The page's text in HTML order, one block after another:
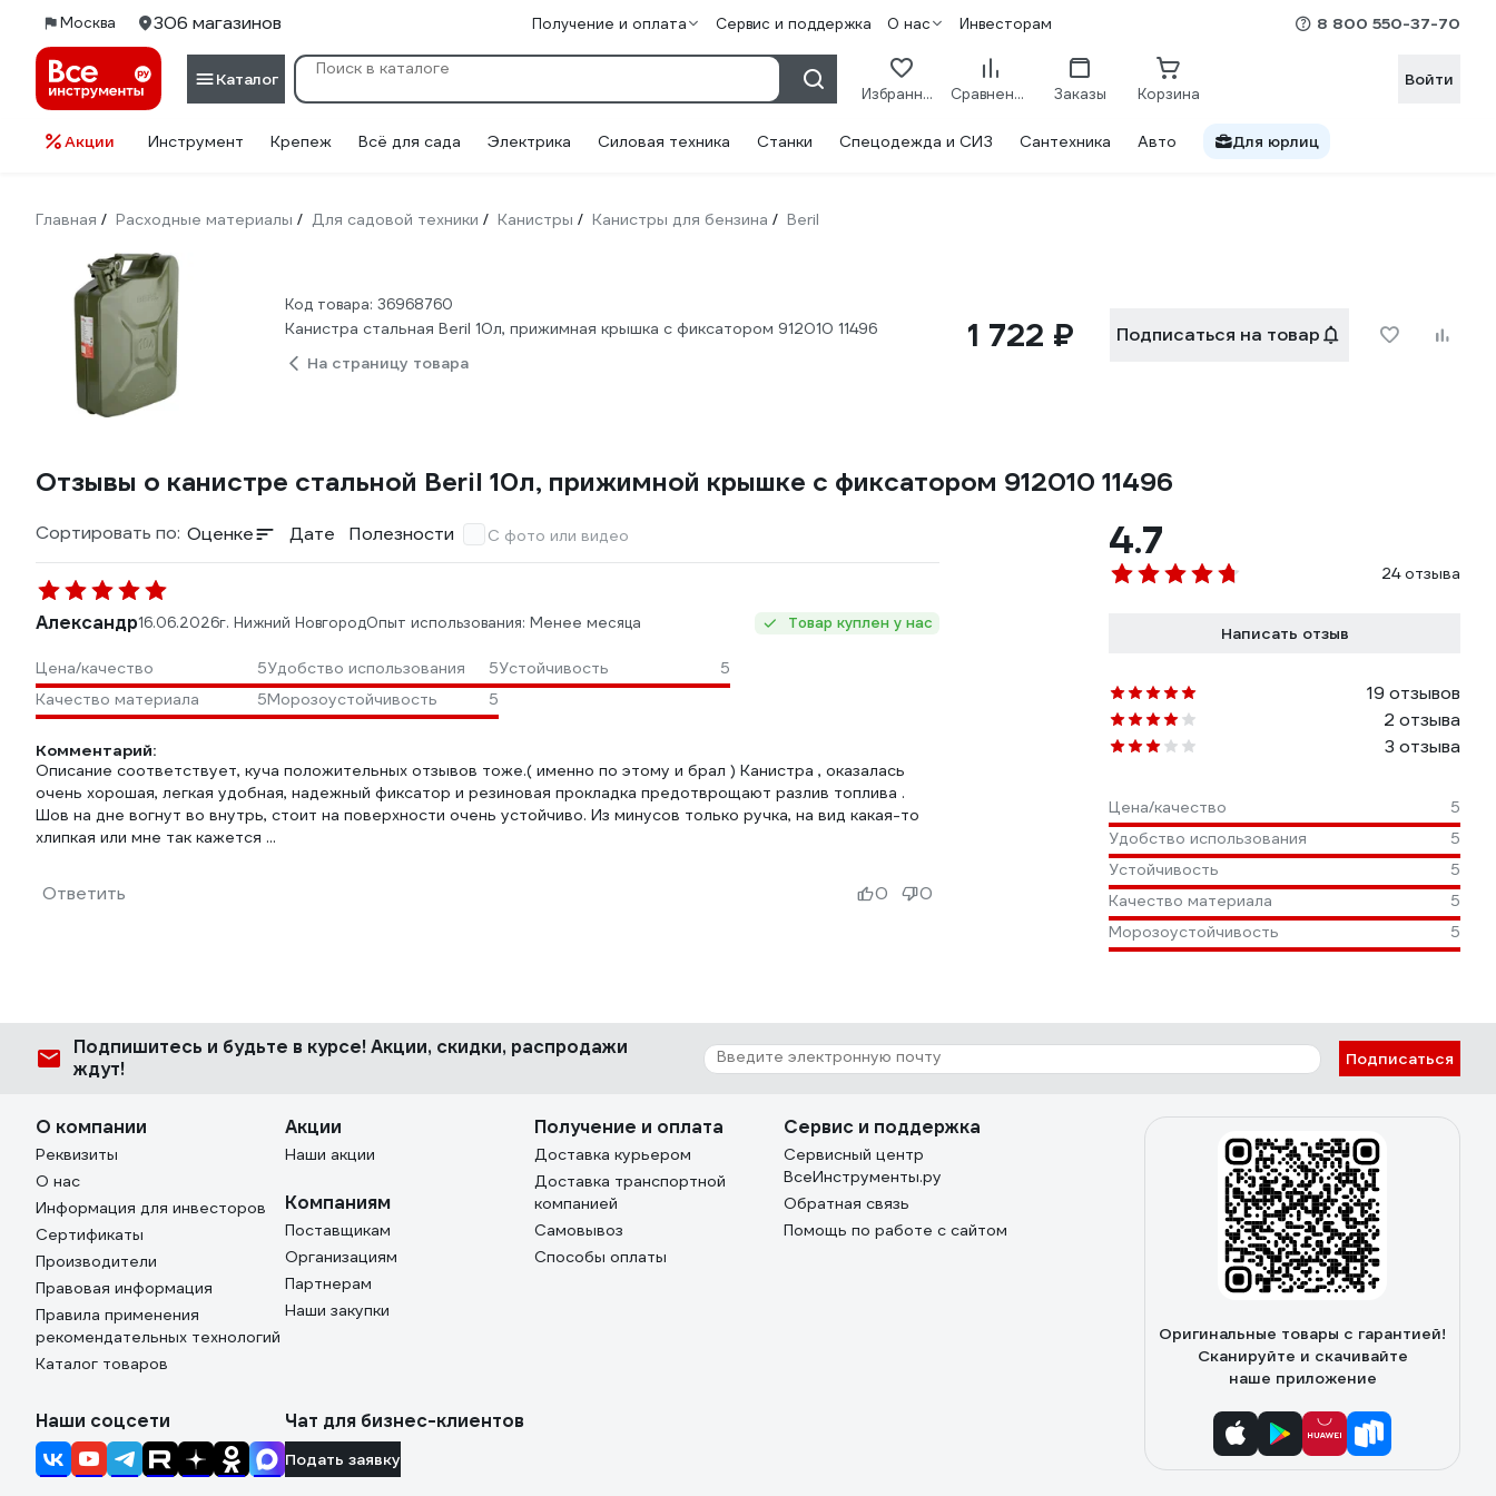
Москва 306 магазинов Получение и оплата Сервис и поддержка О нас Инвесторам 8 800 550-37-70
Каталог
Избранное Сравнение Заказы Корзина
Войти
Акции Инструмент Крепеж Всё для сада Электрика Силовая техника Станки Спецодежда и СИЗ Сантехника Авто Для юрлиц
Главная / Расходные материалы / Для садовой техники / Канистры / Канистры для бензина / Beril
Код товара: 36968760
Канистра стальная Beril 10л, прижимная крышка с фиксатором 912010 11496
На страницу товара
1 722 ₽ Подписаться на товар
Отзывы о канистре стальной Beril 10л, прижимной крышке с фиксатором 912010 11496
Сортировать по: Оценке Дате Полезности С фото или видео
Александр16.06.2026г. Нижний НовгородОпыт использования: Менее месяца Товар куплен у нас
Цена/качество 5Удобство использования 5Устойчивость
5
Качество материала
5Морозоустойчивость 5
Комментарий:
Описание соответствует, куча положительных отзывов тоже.( именно по этому и брал ) Канистра , оказалась
очень хорошая, легкая удобная, надежный фиксатор и резиновая прокладка предотврощают разлив топлива .
Шов на дне вогнут во внутрь, стоит на поверхности очень устойчиво. Из минусов только ручка, на вид какая-то
хлипкая или мне так кажется ...
Ответить 0 0
4.7
24 отзыва
Написать отзыв
19 отзывов
2 отзыва
3 отзыва
Цена/качество
5
Удобство использования
5
Устойчивость
5
Качество материала
5
Морозоустойчивость
5
Подпишитесь и будьте в курсе! Акции, скидки, распродажи
ждут!
Подписаться
О компании
Реквизиты
О нас
Информация для инвесторов
Сертификаты
Производители
Правовая информация
Правила применения
рекомендательных технологий
Каталог товаров
Акции
Наши акции
Компаниям
Поставщикам
Организациям
Партнерам
Наши закупки
Получение и оплата
Доставка курьером
Доставка транспортной
компанией
Самовывоз
Способы оплаты
Сервис и поддержка
Сервисный центр
ВсеИнструменты.ру
Обратная связь
Помощь по работе с сайтом
Оригинальные товары с гарантией!
Сканируйте и скачивайте
наше приложение
Наши соцсети Чат для бизнес-клиентов
Подать заявку